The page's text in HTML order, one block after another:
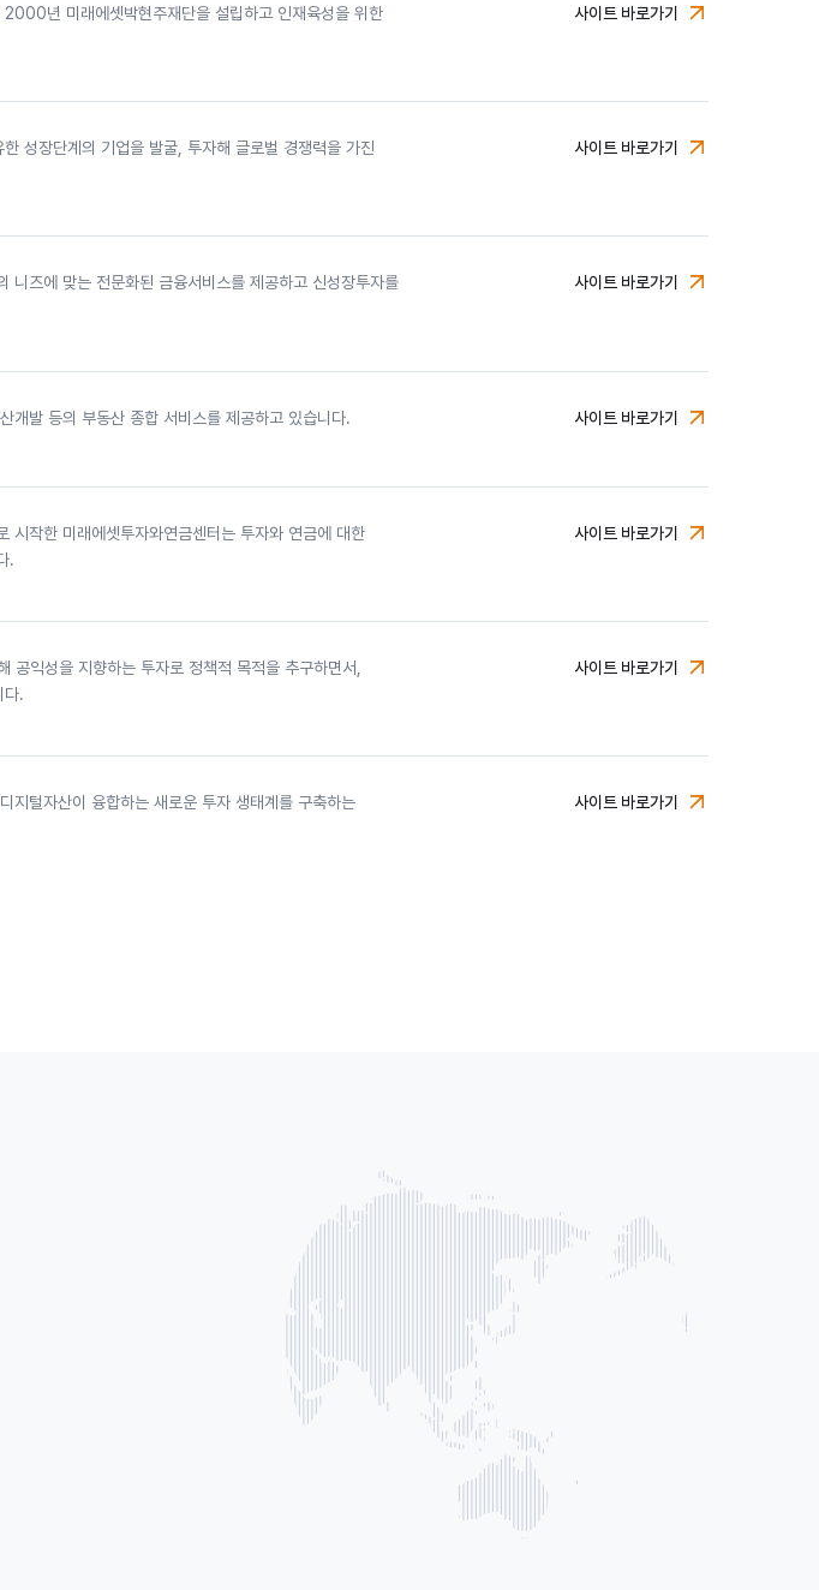
년 미래에셋박현주재단을 설립하고 인재육성을 위한
사이트 바로가기
성장단계의 기업을 발굴, 투자해 글로벌 경쟁력을 가진
사이트 바로가기
니즈에 맞는 전문화된 금융서비스를 제공하고 신성장투자를
사이트 바로가기
개발 등의 부동산 종합 서비스를 제공하고 있습니다. 사이트 바로가기
시작한 미래에셋투자와연금센터는 투자와 연금에 대한
.
사이트 바로가기
익성을 지향하는 투자로 정책적 목적을 추구하면서,
다.
사이트 바로가기
지털자산이 융합하는 새로운 투자 생태계를 구축하는
사이트 바로가기